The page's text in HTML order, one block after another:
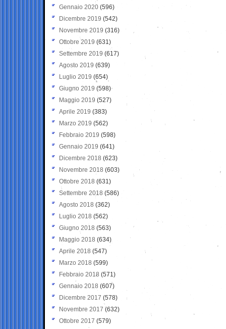
Gennaio 2020 (596)
Dicembre 2019 (542)
Novembre 2019 (316)
Ottobre 2019 (631)
Settembre 2019 (617)
Agosto 2019 (639)
Luglio 2019 (654)
Giugno 2019 (598)
Maggio 2019 (527)
Aprile 2019 (383)
Marzo 2019 (562)
Febbraio 2019 (598)
Gennaio 2019 (641)
Dicembre 2018 (623)
Novembre 2018 (603)
Ottobre 2018 (631)
Settembre 2018 (586)
Agosto 2018 (362)
Luglio 2018 (562)
Giugno 2018 (563)
Maggio 2018 (634)
Aprile 2018 (547)
Marzo 2018 (599)
Febbraio 2018 (571)
Gennaio 2018 (607)
Dicembre 2017 (578)
Novembre 2017 (632)
Ottobre 2017 (579)